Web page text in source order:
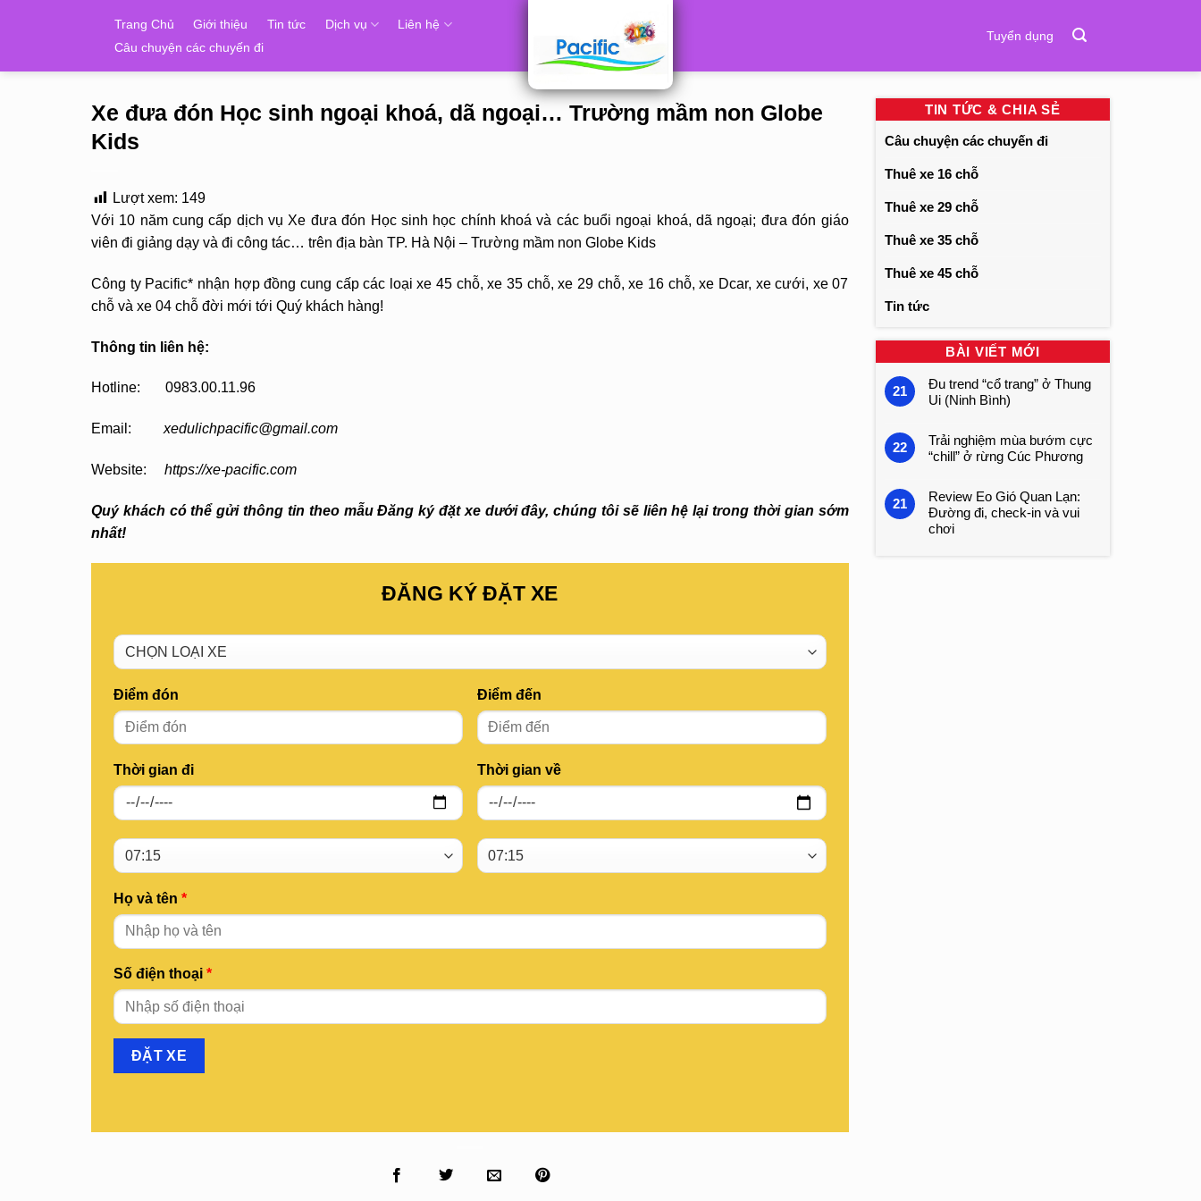
Trang Chủ Giới thiệu Tin tức Dịch vụ
Liên hệ
Câu chuyện các chuyến đi
Tuyển dụng
Xe đưa đón Học sinh ngoại khoá, dã ngoại… Trường mầm non Globe
Kids
Lượt xem: 149
Với 10 năm cung cấp dịch vụ Xe đưa đón Học sinh học chính khoá và các buổi ngoại khoá, dã ngoại; đưa đón giáo
viên đi giảng dạy và đi công tác… trên địa bàn TP. Hà Nội – Trường mầm non Globe Kids
Công ty Pacific* nhận hợp đồng cung cấp các loại xe 45 chỗ, xe 35 chỗ, xe 29 chỗ, xe 16 chỗ, xe Dcar, xe cưới, xe 07
chỗ và xe 04 chỗ đời mới tới Quý khách hàng!
Thông tin liên hệ:
Hotline: 0983.00.11.96
Email: xedulichpacific@gmail.com
Website: https://xe-pacific.com
Quý khách có thể gửi thông tin theo mẫu Đăng ký đặt xe dưới đây, chúng tôi sẽ liên hệ lại trong thời gian sớm
nhất!
ĐĂNG KÝ ĐẶT XE
Điểm đón
Thời gian đi
Điểm đến
Thời gian về
Họ và tên *
Số điện thoại *
TIN TỨC & CHIA SẺ
Câu chuyện các chuyến đi
Thuê xe 16 chỗ
Thuê xe 29 chỗ
Thuê xe 35 chỗ
Thuê xe 45 chỗ
Tin tức
BÀI VIẾT MỚI
21
Đu trend “cổ trang” ở Thung
Ui (Ninh Bình)
22
Trải nghiệm mùa bướm cực
“chill” ở rừng Cúc Phương
21
Review Eo Gió Quan Lạn:
Đường đi, check-in và vui
chơi